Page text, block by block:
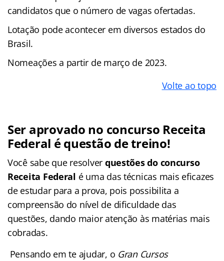
candidatos que o número de vagas ofertadas.
Lotação pode acontecer em diversos estados do
Brasil.
Nomeações a partir de março de 2023.
Volte ao topo
Ser aprovado no concurso Receita
Federal é questão de treino!
Você sabe que resolver questões do concurso
Receita Federal é uma das técnicas mais eficazes
de estudar para a prova, pois possibilita a
compreensão do nível de dificuldade das
questões, dando maior atenção às matérias mais
cobradas.
Pensando em te ajudar, o Gran Cursos